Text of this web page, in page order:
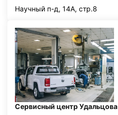
Научный п-д, 14А, стр.8
Сервисный центр Удальцова